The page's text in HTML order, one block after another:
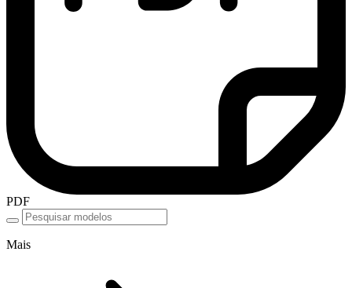
PDF
Mais